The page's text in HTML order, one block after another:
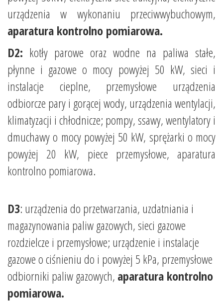
urządzenia w wykonaniu przeciwwybuchowym,
aparatura kontrolno pomiarowa.
D2: kotły parowe oraz wodne na paliwa stałe,
płynne i gazowe o mocy powyżej 50 kW, sieci i
instalacje cieplne, przemysłowe urządzenia
odbiorcze pary i gorącej wody, urządzenia wentylacji,
klimatyzacji i chłodnicze; pompy, ssawy, wentylatory i
dmuchawy o mocy powyżej 50 kW, sprężarki o mocy
powyżej 20 kW, piece przemysłowe, aparatura
kontrolno pomiarowa.
D3: urządzenia do przetwarzania, uzdatniania i
magazynowania paliw gazowych, sieci gazowe
rozdzielcze i przemysłowe; urządzenie i instalacje
gazowe o ciśnieniu do i powyżej 5 kPa, przemysłowe
odbiorniki paliw gazowych, aparatura kontrolno
pomiarowa.